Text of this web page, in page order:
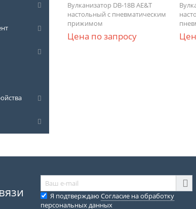
Вулканизатор DB-18B AE&T
настольный с пневматическим
прижимом
Цена по запросу
Я подтверждаю Согласие на обработку
персональных данных